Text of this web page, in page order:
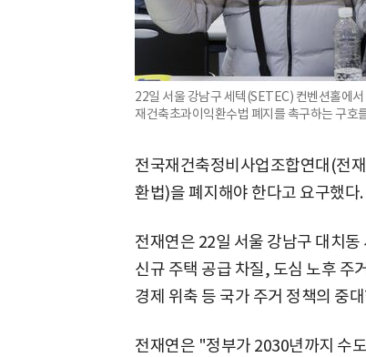
22일 서울 강남구 세텍(SETEC) 컨벤션홀에
재건축초과이익환수법 폐지를 촉구하는 구호
전국재건축정비사업조합연대(전
환법)을 폐지해야 한다고 요구했다.
전재연은 22일 서울 강남구 대치
신규 주택 공급 차질, 도심 노후 주
경제 위축 등 국가 주거 정책의 중
전재연은 "정부가 2030년까지 수